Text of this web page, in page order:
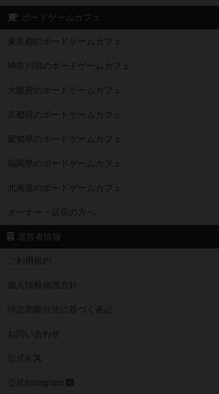
ボードゲームカフェ
東京都のボードゲームカフェ
神奈川県のボードゲームカフェ
大阪府のボードゲームカフェ
京都府のボードゲームカフェ
愛知県のボードゲームカフェ
福岡県のボードゲームカフェ
北海道のボードゲームカフェ
オーナー・店長の方へ
運営者情報
ご利用規約
個人情報保護方針
特定商取引法に基づく表記
お問い合わせ
公式X
公式instagram